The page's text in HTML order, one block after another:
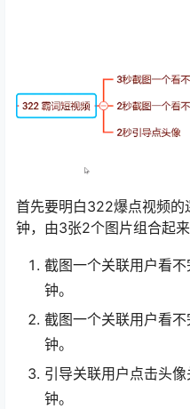
首先要明白322爆点视频的
钟，由3张2个图片组合起来
截图一个关联用户看
钟。
截图一个关联用户看
钟。
引导关联用户点击头
钟。